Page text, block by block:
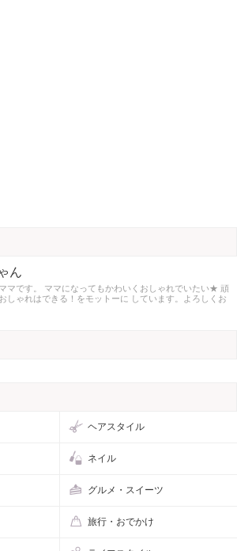
ん
マです。 ママになってもかわいくおしゃれでいたい★ 頑
しゃれはできる！をモットーに しています。よろしくお
ヘアスタイル
ネイル
グルメ・スイーツ
旅行・おでかけ